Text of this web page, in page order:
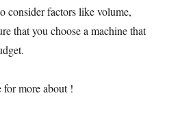
consider factors like volume,
that you choose a machine that
for more about !